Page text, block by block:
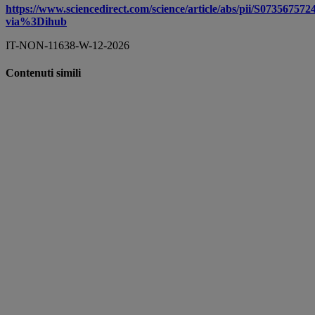
https://www.sciencedirect.com/science/article/abs/pii/
via%3Dihub
IT-NON-11638-W-12-2026
Contenuti simili